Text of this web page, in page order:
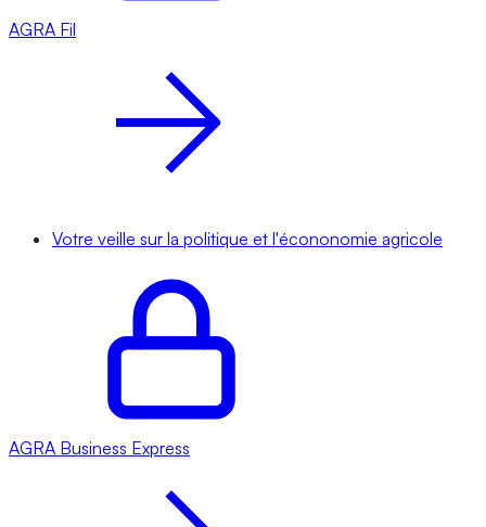
AGRA Fil
Votre veille sur la politique et l'écononomie agricole
AGRA Business Express